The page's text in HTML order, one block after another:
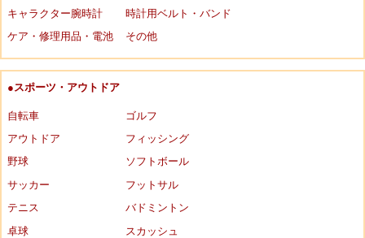
キャラクター腕時計
時計用ベルト・バンド
ケア・修理用品・電池
その他
●スポーツ・アウトドア
自転車
ゴルフ
アウトドア
フィッシング
野球
ソフトボール
サッカー
フットサル
テニス
バドミントン
卓球
スカッシュ